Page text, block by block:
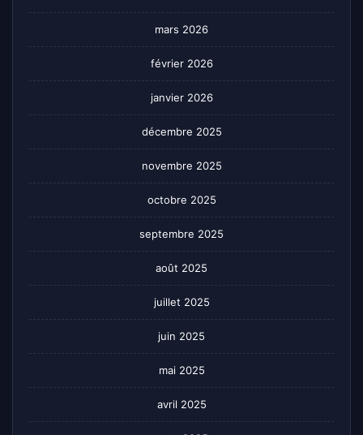
mars 2026
février 2026
janvier 2026
décembre 2025
novembre 2025
octobre 2025
septembre 2025
août 2025
juillet 2025
juin 2025
mai 2025
avril 2025